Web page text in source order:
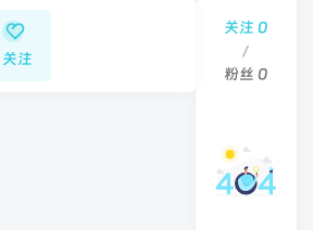
关注
关注0
/
粉丝0